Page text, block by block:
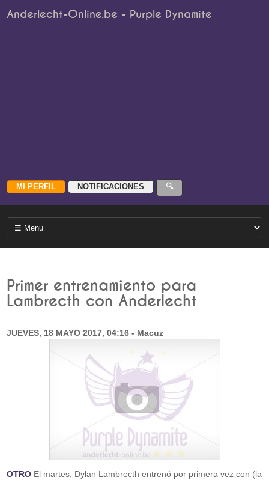
Anderlecht-Online.be - Purple Dynamite
Primer entrenamiento para
Lambrecth con Anderlecht
JUEVES, 18 MAYO 2017, 04:16 - Macuz
OTRO El martes, Dylan Lambrecth entrenó por primera vez con (la